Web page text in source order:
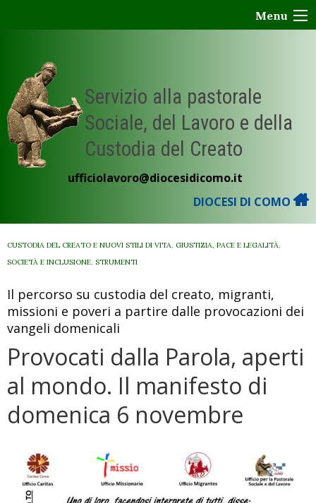
Menu
Servizio alla pastorale
Sociale, del Lavoro e della
Custodia del Creato
ufficiolavoro@diocesidicomo.it
DIOCESI DI COMO
CUSTODIA DEL CREATO E NUOVI STILI DI VITA, GIUSTIZIA, PACE E LEGALITÀ,
SOCIETÀ E INCLUSIONE, STRUMENTI
Il percorso su custodia del creato, migranti,
missioni e poveri a partire dalle provocazioni dei
vangeli domenicali
Provocati dalla Parola, aperti
al mondo. Il manifesto di
domenica 6 novembre